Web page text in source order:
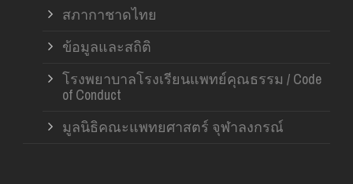
สภากาชาดไทย
ข้อมูลและสถิติ
โรงพยาบาลโรงเรียนแพทย์คุณธรรม / Code
of Conduct
มูลนิธิคณะแพทยศาสตร์ จุฬาลงกรณ์